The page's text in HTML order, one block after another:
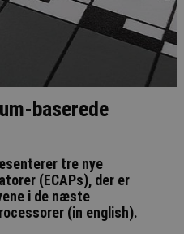
baserede
tre nye
(ECAPs), der er
i de næste
(in english).